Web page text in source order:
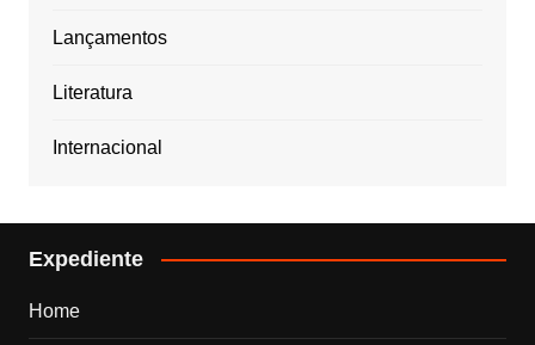
Lançamentos
Literatura
Internacional
Expediente
Home